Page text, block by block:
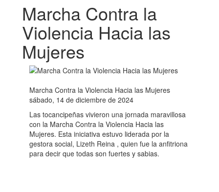
Marcha Contra la
Violencia Hacia las
Mujeres
Marcha Contra la Violencia Hacia las Mujeres
sábado, 14 de diciembre de 2024
Las tocancipeñas vivieron una jornada maravillosa
con la Marcha Contra la Violencia Hacia las
Mujeres. Esta iniciativa estuvo liderada por la
gestora social, Lizeth Reina , quien fue la anfitriona
para decir que todas son fuertes y sabias.